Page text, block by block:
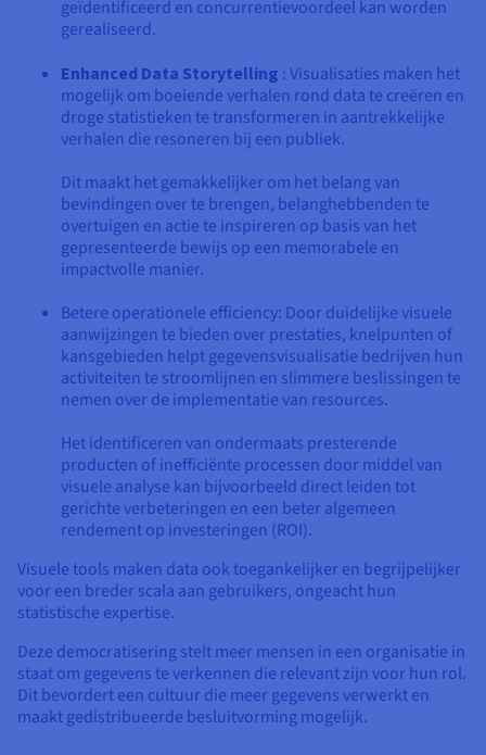
geïdentificeerd en concurrentievoordeel kan worden
gerealiseerd.
Enhanced Data Storytelling : Visualisaties maken het
mogelijk om boeiende verhalen rond data te creëren en
droge statistieken te transformeren in aantrekkelijke
verhalen die resoneren bij een publiek.
Dit maakt het gemakkelijker om het belang van
bevindingen over te brengen, belanghebbenden te
overtuigen en actie te inspireren op basis van het
gepresenteerde bewijs op een memorabele en
impactvolle manier.
Betere operationele efficiency: Door duidelijke visuele
aanwijzingen te bieden over prestaties, knelpunten of
kansgebieden helpt gegevensvisualisatie bedrijven hun
activiteiten te stroomlijnen en slimmere beslissingen te
nemen over de implementatie van resources.
Het identificeren van ondermaats presterende
producten of inefficiënte processen door middel van
visuele analyse kan bijvoorbeeld direct leiden tot
gerichte verbeteringen en een beter algemeen
rendement op investeringen (ROI).
Visuele tools maken data ook toegankelijker en begrijpelijker
voor een breder scala aan gebruikers, ongeacht hun
statistische expertise.
Deze democratisering stelt meer mensen in een organisatie in
staat om gegevens te verkennen die relevant zijn voor hun rol.
Dit bevordert een cultuur die meer gegevens verwerkt en
maakt gedistribueerde besluitvorming mogelijk.